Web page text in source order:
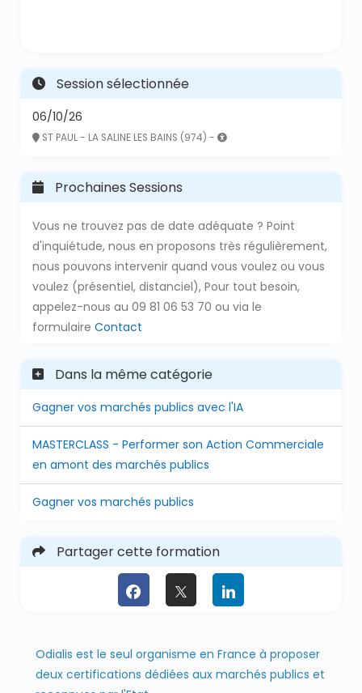
Session sélectionnée
06/10/26
ST PAUL - LA SALINE LES BAINS (974) -
Prochaines Sessions
Vous ne trouvez pas de date adéquate ? Point
d'inquiétude, nous en proposons très régulièrement,
nous pouvons intervenir quand vous voulez ou vous
voulez (présentiel, distanciel), Pour tout besoin,
appelez-nous au 09 81 06 53 70 ou via le
formulaire Contact
Dans la même catégorie
Gagner vos marchés publics avec l'IA
MASTERCLASS - Performer son Action Commerciale
en amont des marchés publics
Gagner vos marchés publics
Partager cette formation
Odialis est le seul organisme en France à proposer
deux certifications dédiées aux marchés publics et